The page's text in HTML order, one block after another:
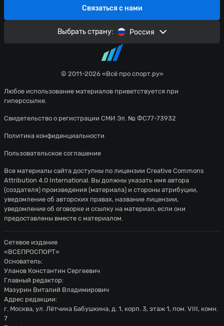
© 2011-2026 «Всё про спорт.ру»
Любое использование материалов приветствуется при
гиперссылке.
Свидетельство о регистрации СМИ Эл. № ФС77-73932
Политика конфиденциальности
Пользовательское соглашение
Связаться с нами
Выбрать страну: Россия
Все материалы сайта доступны по лицензии Creative Commons
Attribution 4.0 International. Вы должны указать имя автора
(создателя) произведения (материала) и стороны атрибуции,
уведомление об авторских правах, название лицензии,
уведомление об оговорке и ссылку на материал, если они
предоставлены вместе с материалом.
Сетевое издание
«ВСЕПРОСПОРТ»
Основатель:
Уланов Константин Сергеевич
Главный редактор:
Мазурин Виталий Владимирович
Адрес редакции:
г. Москва, ул. Лётчика Бабушкина, д. 1, корп. 3, этаж 1, пом. VIII, комн.
7